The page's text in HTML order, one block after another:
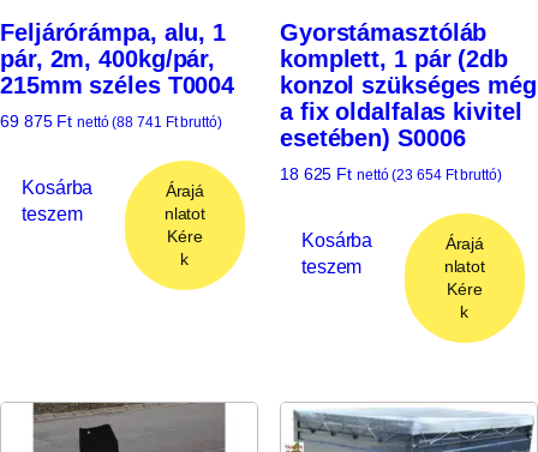
Feljárórámpa, alu, 1
pár, 2m, 400kg/pár,
215mm széles T0004
69 875 Ft nettó (88 741 Ftbruttó)
Kosárba
teszem
Árajá
nlatot
Kére
k
Gyorstámasztóláb
komplett, 1 pár (2db
konzol szükséges még
a fix oldalfalas kivitel
esetében) S0006
18 625 Ft nettó (23 654 Ftbruttó)
Kosárba
teszem
Árajá
nlatot
Kére
k